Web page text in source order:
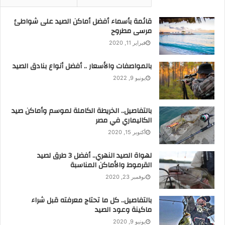
في آسيا الوسطى، وجامع خيوة الرئيسي الذي شُيّد في أواخر
القرن الثامن عشر الميلادي.
قديمًا، يرجع معظمها إلى القرنين الثامن عشر والتاسع عشر،و
مدرسة إسلام خوجة المنفردة بمئذنتها المزخرفة بدقة متناهية
وجمال متميز.
قائمة بأسماء أفضل أماكن الصيد على شواطئ
مرسى مطروح
فبراير 11, 2020
بالمواصفات والأسعار .. أفضل أنواع بنادق الصيد
يونيو 9, 2022
بالتفاصيل.. الخريطة الكاملة لموسم وأماكن صيد
الكاليماري في مصر
أكتوبر 15, 2020
لهواة الصيد النهري.. أفضل 3 طرق لصيد
القرموط والأماكن المناسبة
نوفمبر 23, 2020
بالتفاصيل.. كل ما تحتاج معرفته قبل شراء
ماكينة وعود الصيد
يونيو 9, 2020